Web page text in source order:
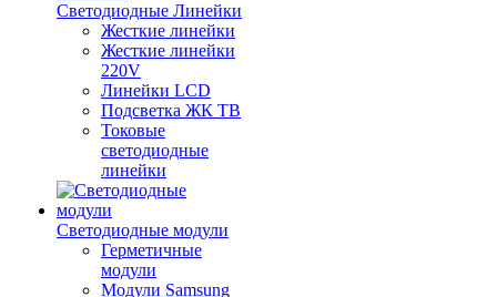
Светодиодные Линейки
Жесткие линейки
Жесткие линейки
220V
Линейки LCD
Подсветка ЖК ТВ
Токовые
светодиодные
линейки
Светодиодные модули
Герметичные
модули
Модули Samsung